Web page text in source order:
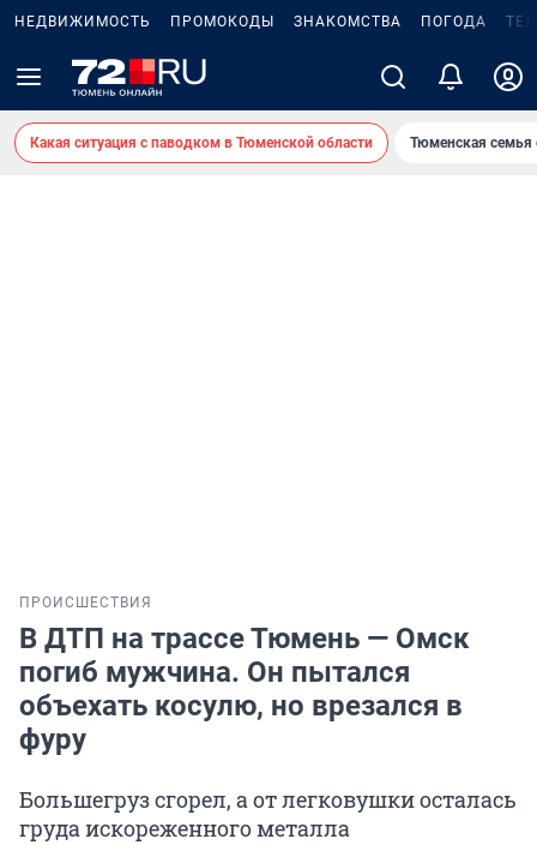
НЕДВИЖИМОСТЬ ПРОМОКОДЫ ЗНАКОМСТВА ПОГОДА
Какая ситуация с паводком в Тюменской области Тюменская семья
ПРОИСШЕСТВИЯ
В ДТП на трассе Тюмень — Омск
погиб мужчина. Он пытался
объехать косулю, но врезался в
фуру
Большегруз сгорел, а от легковушки осталась
груда искореженного металла